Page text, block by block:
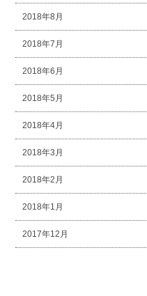
2018年8月
2018年7月
2018年6月
2018年5月
2018年4月
2018年3月
2018年2月
2018年1月
2017年12月